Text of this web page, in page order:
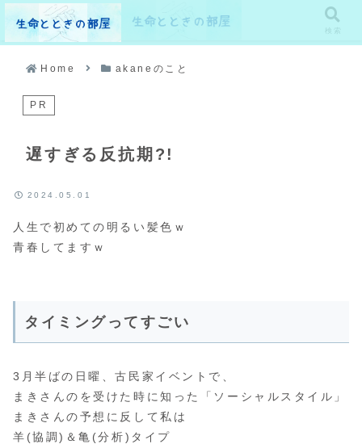
Home akaneのこと
PR
遅すぎる反抗期?!
2024.05.01
人生で初めての明るい髪色ｗ
青春してますｗ
タイミングってすごい
3月半ばの日曜、古民家イベントで、
まきさんのを受けた時に知った「ソーシャルスタイル」
まきさんの予想に反して私は
羊(協調)＆亀(分析)タイプ
メニュー 検索